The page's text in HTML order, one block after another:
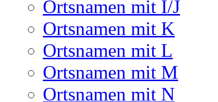
Ortsnamen mit I/J
Ortsnamen mit K
Ortsnamen mit L
Ortsnamen mit M
Ortsnamen mit N